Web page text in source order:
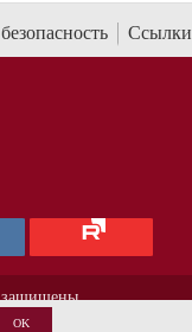
Ссылки
защищены.
OK